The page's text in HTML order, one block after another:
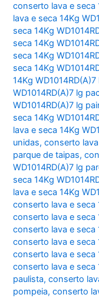
conserto lava e seca
lava e seca 14Kg
seca 14Kg
seca 14Kg
seca 14Kg
seca 14Kg
14Kg
WD1014RD(A)7 lg
WD1014RD(A)7 lg
seca 14Kg
lava e seca 14Kg
unidas,conserto lava
parque de taipas,
WD1014RD(A)7 lg
seca 14Kg
lava e seca 14Kg
conserto lava e seca
conserto lava e seca
conserto lava e seca
conserto lava e seca
conserto lava e seca
conserto lava e seca
paulista,conserto
pompeia,conserto